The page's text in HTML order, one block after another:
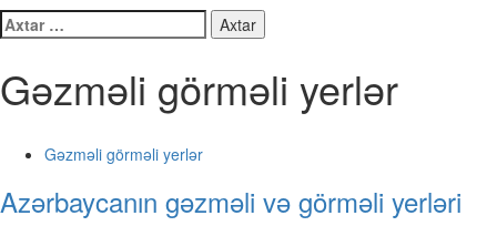
Axtarış:
Gəzməli görməli yerlər
Gəzməli görməli yerlər
Azərbaycanın gəzməli və görməli yerləri